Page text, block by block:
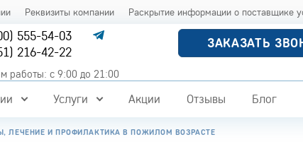
Реквизиты компании Раскрытие информации о поставщике
555-54-03
216-42-22
работы: с 9:00 до 21:00
ЗАКАЗАТЬ
Услуги Акции Отзывы Блог
ЛЕЧЕНИЕ И ПРОФИЛАКТИКА В ПОЖИЛОМ ВОЗРАСТЕ